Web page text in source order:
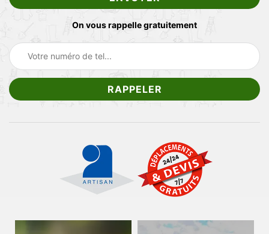
On vous rappelle gratuitement